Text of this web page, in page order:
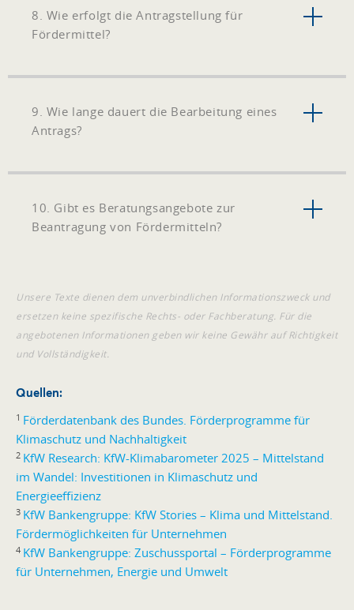
8. Wie erfolgt die Antragstellung für
Fördermittel?
9. Wie lange dauert die Bearbeitung eines
Antrags?
10. Gibt es Beratungsangebote zur
Beantragung von Fördermitteln?
Unsere Texte dienen dem unverbindlichen Informationszweck und
ersetzen keine spezifische Rechts- oder Fachberatung. Für die
angebotenen Informationen geben wir keine Gewähr auf Richtigkeit
und Vollständigkeit.
Quellen:
1 Förderdatenbank des Bundes. Förderprogramme für
Klimaschutz und Nachhaltigkeit
2 KfW Research: KfW-Klimabarometer 2025 – Mittelstand
im Wandel: Investitionen in Klimaschutz und
Energieeffizienz
3 KfW Bankengruppe: KfW Stories – Klima und Mittelstand.
Fördermöglichkeiten für Unternehmen
4 KfW Bankengruppe: Zuschussportal – Förderprogramme
für Unternehmen, Energie und Umwelt